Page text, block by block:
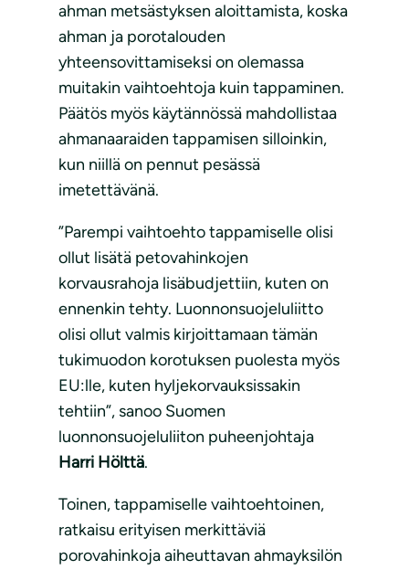
ahman metsästyksen aloittamista, koska
ahman ja porotalouden
yhteensovittamiseksi on olemassa
muitakin vaihtoehtoja kuin tappaminen.
Päätös myös käytännössä mahdollistaa
ahmanaaraiden tappamisen silloinkin,
kun niillä on pennut pesässä
imetettävänä.
”Parempi vaihtoehto tappamiselle olisi
ollut lisätä petovahinkojen
korvausrahoja lisäbudjettiin, kuten on
ennenkin tehty. Luonnonsuojeluliitto
olisi ollut valmis kirjoittamaan tämän
tukimuodon korotuksen puolesta myös
EU:lle, kuten hyljekorvauksissakin
tehtiin”, sanoo Suomen
luonnonsuojeluliiton puheenjohtaja
Harri Hölttä.
Toinen, tappamiselle vaihtoehtoinen,
ratkaisu erityisen merkittäviä
porovahinkoja aiheuttavan ahmayksilön